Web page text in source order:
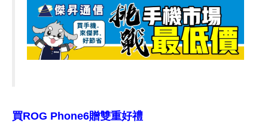
買ROG Phone6贈雙重好禮